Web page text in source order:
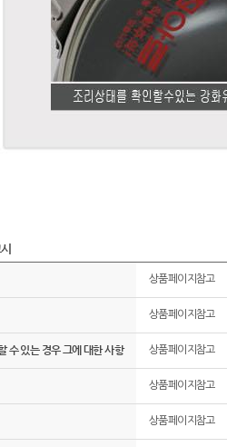
상품페이지참고
상품페이지참고
수 있는 경우 그에 대한 사항 상품페이지참고
상품페이지참고
상품페이지참고